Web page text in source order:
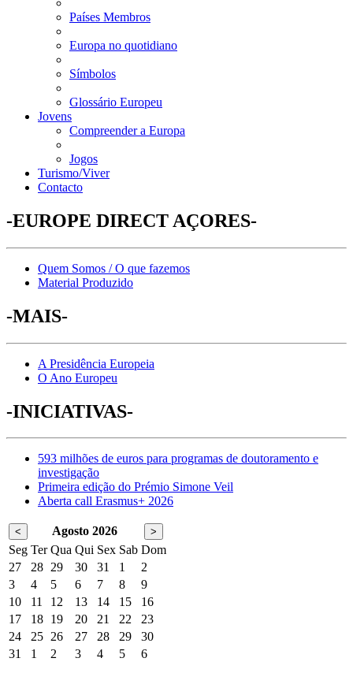
Países Membros
Europa no quotidiano
Símbolos
Glossário Europeu
Jovens
Compreender a Europa
Jogos
Turismo/Viver
Contacto
-EUROPE DIRECT AÇORES-
Quem Somos / O que fazemos
Material Produzido
-MAIS-
A Presidência Europeia
O Ano Europeu
-INICIATIVAS-
593 milhões de euros para programas de doutoramento e
investigação
Primeira edição do Prémio Simone Veil
Aberta call Erasmus+ 2026
< Agosto 2026 >
Seg Ter Qua Qui Sex Sab Dom
27
28 29 30 31 1
2
3
4 5 6 7 8
9
10
11 12 13 14 15
16
17
18 19 20 21 22
23
24
25 26 27 28 29
30
31
1 2 3 4 5 6